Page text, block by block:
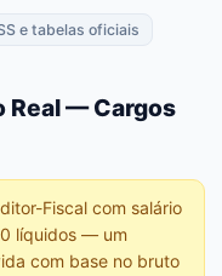
e tabelas oficiais
Real — Cargos
Fiscal com salário
líquidos — um
com base no bruto